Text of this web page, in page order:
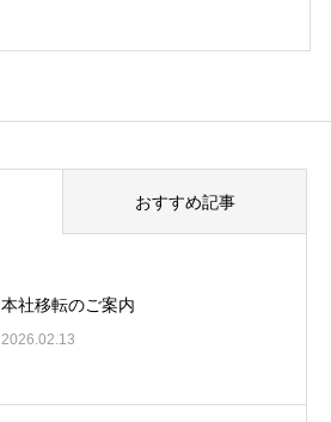
おすすめ記事
本社移転のご案内
2026.02.13